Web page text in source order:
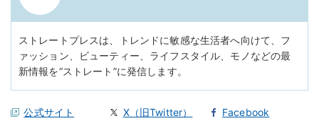
ストレートプレスは、トレンドに敏感な生活者へ向けて、フ
ァッション、ビューティー、ライフスタイル、モノなどの最
新情報を“ストレート”に発信します。
公式サイト X（旧Twitter） Facebook